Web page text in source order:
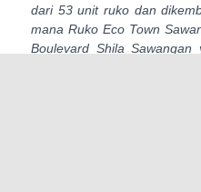
dari 53 unit ruko dan
mana Ruko Eco Town
Boulevard Shila